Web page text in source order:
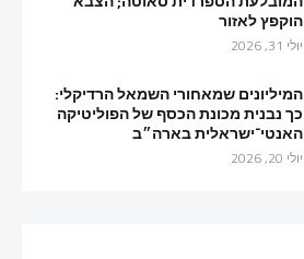
הוקפץ לאזור
יולי 31, 2026
המיליונים שמאחורי השמאל הרדיקלי:
כך נבנית מכונת הכסף של הפוליטיקה
האנטי־ישראלית בארה״ב
יולי 20, 2026